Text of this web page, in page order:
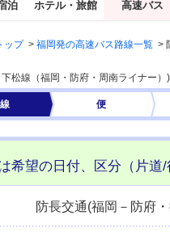
泊 ホテル・旅館 高速バス
ップ> 福岡発の高速バス路線一覧 >
松線（福岡・防府・周南ライナー
便
希望の日付、区分（片道
防長交通(福岡－防府